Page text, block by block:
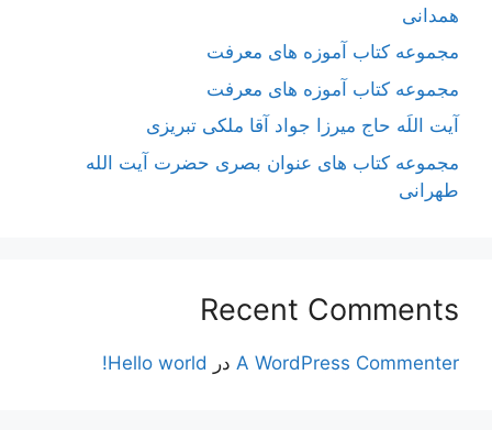
همدانی
مجموعه کتاب آموزه های معرفت
مجموعه کتاب آموزه های معرفت
آیت اللَه حاج میرزا جواد آقا ملکی تبریزی
مجموعه کتاب های عنوان بصری حضرت آیت الله
طهرانی
Recent Comments
A WordPress Commenter در Hello world!